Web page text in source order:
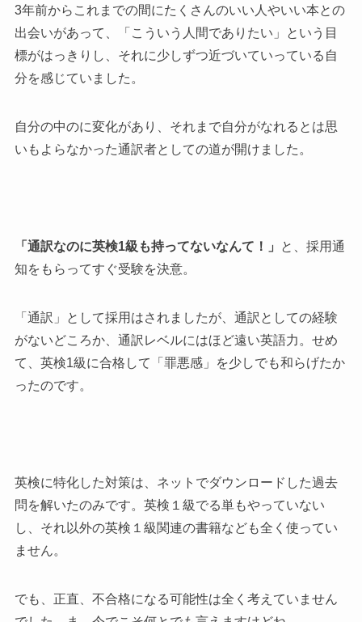
3年前からこれまでの間にたくさんのいい人やいい本との
出会いがあって、「こういう人間でありたい」という目
標がはっきりし、それに少しずつ近づいていっている自
分を感じていました。
自分の中のに変化があり、それまで自分がなれるとは思
いもよらなかった通訳者としての道が開けました。
「通訳なのに英検1級も持ってないなんて！」
と、採用通
知をもらってすぐ受験を決意。
「通訳」として採用はされましたが、通訳としての経験
がないどころか、通訳レベルにはほど遠い英語力。せめ
て、英検1級に合格して「罪悪感」を少しでも和らげたか
ったのです。
英検に特化した対策は、ネットでダウンロードした過去
問を解いたのみです。英検１級でる単もやっていない
し、それ以外の英検１級関連の書籍なども全く使ってい
ません。
でも、正直、不合格になる可能性は全く考えていません